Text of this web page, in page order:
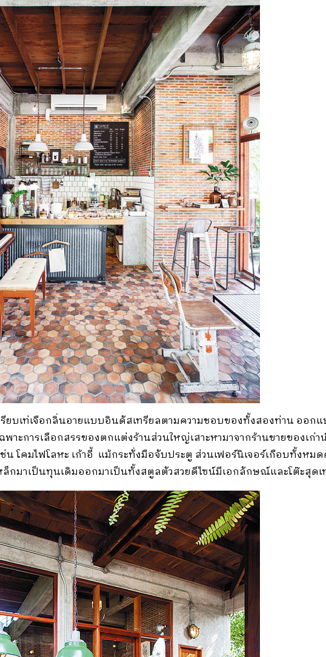
ยบเท่เจือกลิ่นอายแบบอินดัสเทรียลตามความชอบของทั้งสองท่าน ออก
พาะการเลือกสรรของตกแต่งร้านส่วนใหญ่เสาะหามาจากร้านขายของเก่
ช่น โคมไฟโลหะ เก้าอี้ แม้กระทั่งมือจับประตู ส่วนเฟอร์นิเจอร์เกือบทั้งห
ล็กมาเป็นทุนเดิมออกมาเป็นทั้งสตูลตัวสวยดีไซน์มีเอกลักษณ์และโต๊ะสุดเ